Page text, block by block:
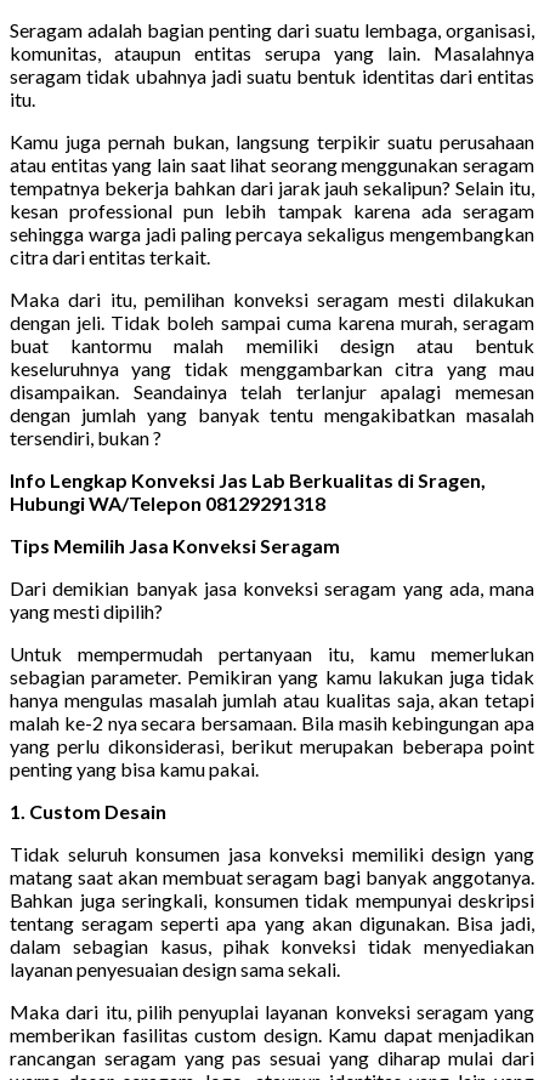
Seragam adalah bagian penting dari suatu lembaga, organisasi,
komunitas, ataupun entitas serupa yang lain. Masalahnya
seragam tidak ubahnya jadi suatu bentuk identitas dari entitas
itu.
Kamu juga pernah bukan, langsung terpikir suatu perusahaan
atau entitas yang lain saat lihat seorang menggunakan seragam
tempatnya bekerja bahkan dari jarak jauh sekalipun? Selain itu,
kesan professional pun lebih tampak karena ada seragam
sehingga warga jadi paling percaya sekaligus mengembangkan
citra dari entitas terkait.
Maka dari itu, pemilihan konveksi seragam mesti dilakukan
dengan jeli. Tidak boleh sampai cuma karena murah, seragam
buat kantormu malah memiliki design atau bentuk
keseluruhnya yang tidak menggambarkan citra yang mau
disampaikan. Seandainya telah terlanjur apalagi memesan
dengan jumlah yang banyak tentu mengakibatkan masalah
tersendiri, bukan ?
Info Lengkap Konveksi Jas Lab Berkualitas di Sragen,
Hubungi WA/Telepon 08129291318
Tips Memilih Jasa Konveksi Seragam
Dari demikian banyak jasa konveksi seragam yang ada, mana
yang mesti dipilih?
Untuk mempermudah pertanyaan itu, kamu memerlukan
sebagian parameter. Pemikiran yang kamu lakukan juga tidak
hanya mengulas masalah jumlah atau kualitas saja, akan tetapi
malah ke-2 nya secara bersamaan. Bila masih kebingungan apa
yang perlu dikonsiderasi, berikut merupakan beberapa point
penting yang bisa kamu pakai.
1. Custom Desain
Tidak seluruh konsumen jasa konveksi memiliki design yang
matang saat akan membuat seragam bagi banyak anggotanya.
Bahkan juga seringkali, konsumen tidak mempunyai deskripsi
tentang seragam seperti apa yang akan digunakan. Bisa jadi,
dalam sebagian kasus, pihak konveksi tidak menyediakan
layanan penyesuaian design sama sekali.
Maka dari itu, pilih penyuplai layanan konveksi seragam yang
memberikan fasilitas custom design. Kamu dapat menjadikan
rancangan seragam yang pas sesuai yang diharap mulai dari